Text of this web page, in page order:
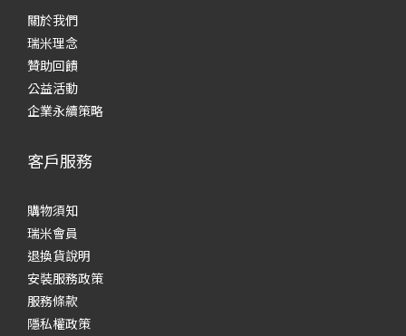
關於我們
瑞米理念
贊助回饋
公益活動
企業永續策略
客戶服務
購物須知
瑞米會員
退換貨說明
安裝服務政策
服務條款
隱私權政策